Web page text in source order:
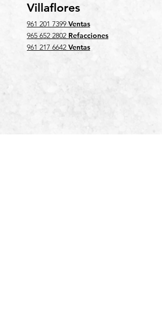
Villaflores
961 201 7399 Ventas
965 652 2802 Refacciones
961 217 6642 Ventas